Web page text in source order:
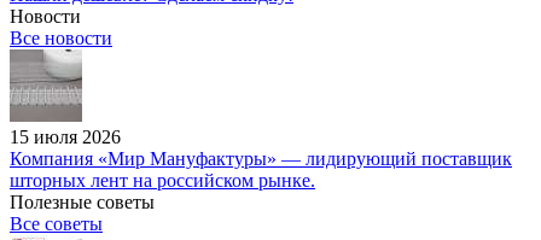
Новости
Все новости
15 июля 2026
Компания «Мир Мануфактуры» — лидирующий поставщик
шторных лент на российском рынке.
Полезные советы
Все советы